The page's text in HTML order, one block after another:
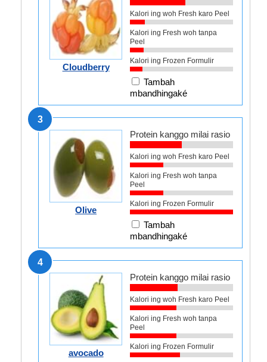
Cloudberry
Kalori ing woh Fresh karo Peel
Kalori ing Fresh woh tanpa
Peel
Kalori ing Frozen Formulir
Tambah
mbandhingaké
3
Olive
Protein kanggo milai rasio
Kalori ing woh Fresh karo Peel
Kalori ing Fresh woh tanpa
Peel
Kalori ing Frozen Formulir
Tambah
mbandhingaké
4
avocado
Protein kanggo milai rasio
Kalori ing woh Fresh karo Peel
Kalori ing Fresh woh tanpa
Peel
Kalori ing Frozen Formulir